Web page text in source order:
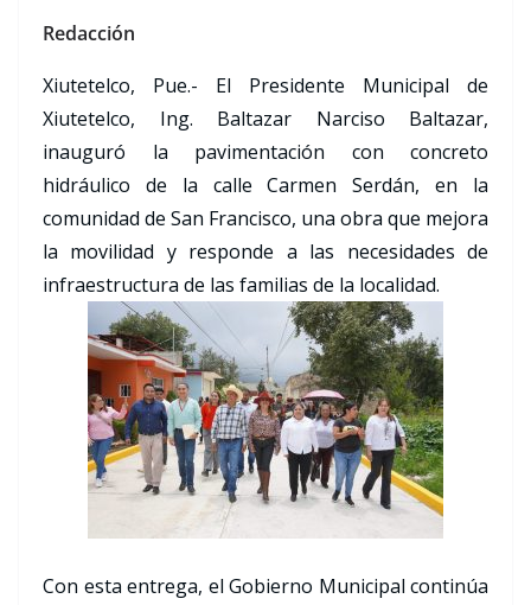
Redacción
Xiutetelco, Pue.- El Presidente Municipal de
Xiutetelco, Ing. Baltazar Narciso Baltazar,
inauguró la pavimentación con concreto
hidráulico de la calle Carmen Serdán, en la
comunidad de San Francisco, una obra que mejora
la movilidad y responde a las necesidades de
infraestructura de las familias de la localidad.
Con esta entrega, el Gobierno Municipal continúa